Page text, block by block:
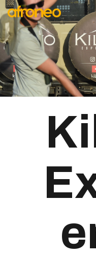
AFRONEO
SÉNÉGAL
MARKET
LA
DEVENIR